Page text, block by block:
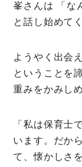
峯さんは 「な
と話し始めて
ようやく出会
ということを
重みをかみし
「私は保育士
います。だか
て、懐かしさ